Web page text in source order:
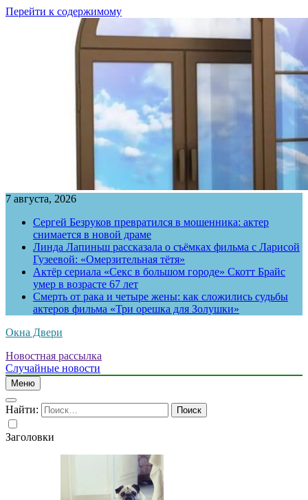
Перейти к содержимому
7 августа, 2026
Сергей Безруков превратился в мошенника: актер
снимается в новой драме
Линда Лапиньш рассказала о съёмках фильма с Ларисой
Гузеевой: «Омерзительная тётя»
Актёр сериала «Секс в большом городе» Скотт Брайс
умер в возрасте 67 лет
Смерть от рака и четыре жены: как сложились судьбы
актеров фильма «Три орешка для Золушки»
Окна Двери
Новостная рассылка
Случайные новости
Меню
Найти:
Заголовки